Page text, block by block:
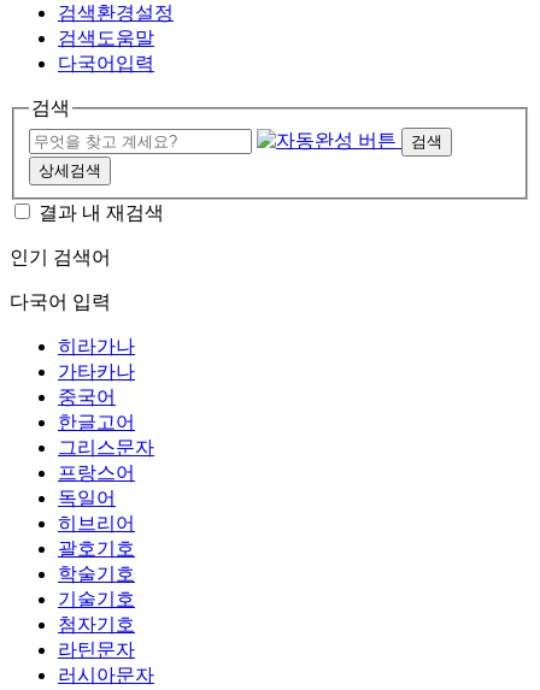
검색환경설정
검색도움말
다국어입력
검색
검색
상세검색
결과 내 재검색
인기 검색어
다국어 입력
히라가나
가타카나
중국어
한글고어
그리스문자
프랑스어
독일어
히브리어
괄호기호
학술기호
기술기호
첨자기호
라틴문자
러시아문자